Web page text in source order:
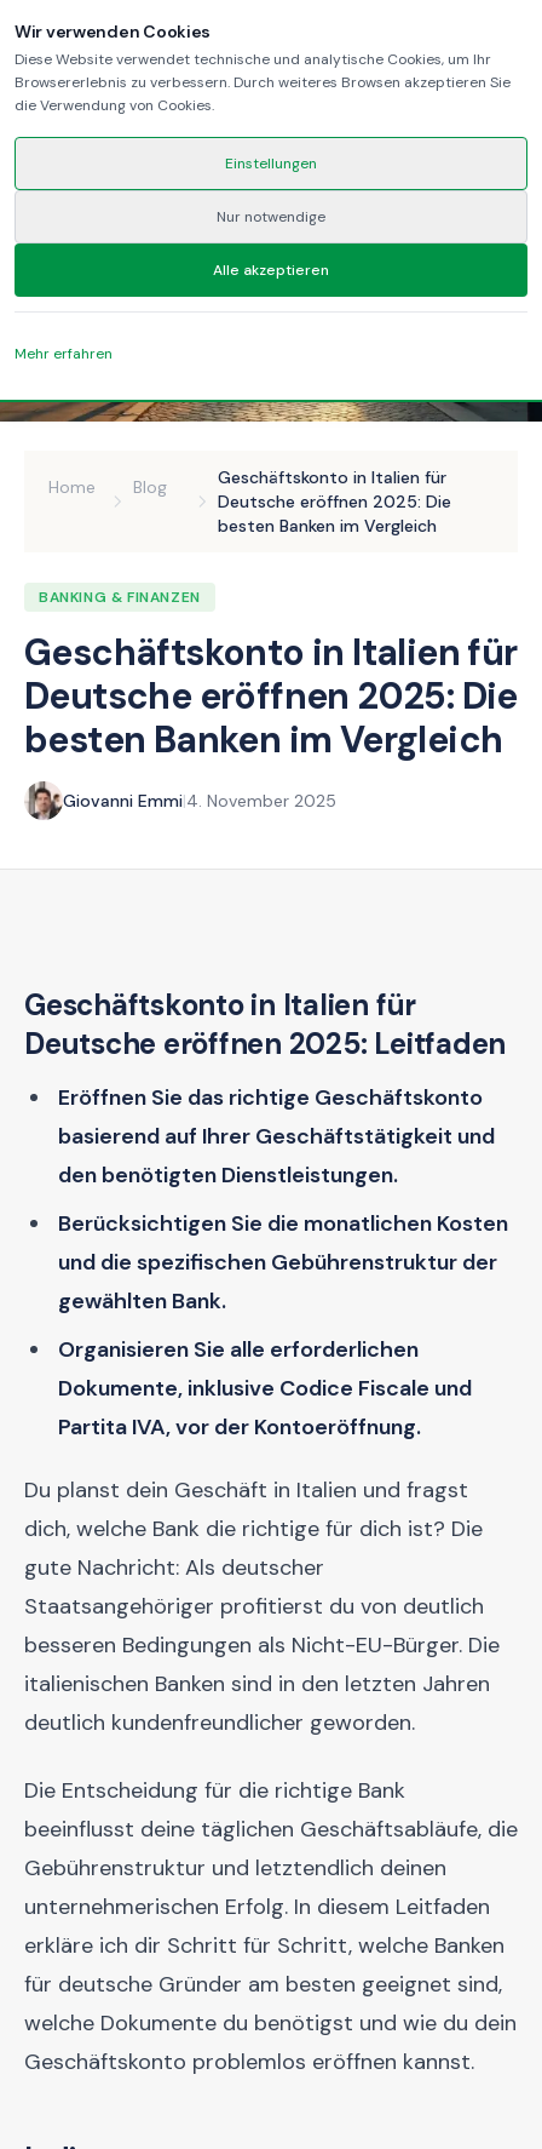
Home Blog
Geschäftskonto in Italien für
Deutsche eröffnen 2025: Die
besten Banken im Vergleich
BANKING & FINANZEN
Geschäftskonto in Italien für
Deutsche eröffnen 2025: Die
besten Banken im Vergleich
Giovanni Emmi|4. November 2025
Geschäftskonto in Italien für
Deutsche eröffnen 2025: Leitfaden
Eröffnen Sie das richtige Geschäftskonto
basierend auf Ihrer Geschäftstätigkeit und
den benötigten Dienstleistungen.
Berücksichtigen Sie die monatlichen Kosten
und die spezifischen Gebührenstruktur der
gewählten Bank.
Organisieren Sie alle erforderlichen
Dokumente, inklusive Codice Fiscale und
Partita IVA, vor der Kontoeröffnung.
Du planst dein Geschäft in Italien und fragst
dich, welche Bank die richtige für dich ist? Die
gute Nachricht: Als deutscher
Staatsangehöriger profitierst du von deutlich
besseren Bedingungen als Nicht-EU-Bürger. Die
italienischen Banken sind in den letzten Jahren
deutlich kundenfreundlicher geworden.
Die Entscheidung für die richtige Bank
beeinflusst deine täglichen Geschäftsabläufe, die
Gebührenstruktur und letztendlich deinen
unternehmerischen Erfolg. In diesem Leitfaden
erkläre ich dir Schritt für Schritt, welche Banken
für deutsche Gründer am besten geeignet sind,
welche Dokumente du benötigst und wie du dein
Geschäftskonto problemlos eröffnen kannst.
Wir verwenden Cookies
Diese Website verwendet technische und analytische Cookies, um Ihr
Browsererlebnis zu verbessern. Durch weiteres Browsen akzeptieren Sie
die Verwendung von Cookies.
Einstellungen
Nur notwendige
Alle akzeptieren
Mehr erfahren